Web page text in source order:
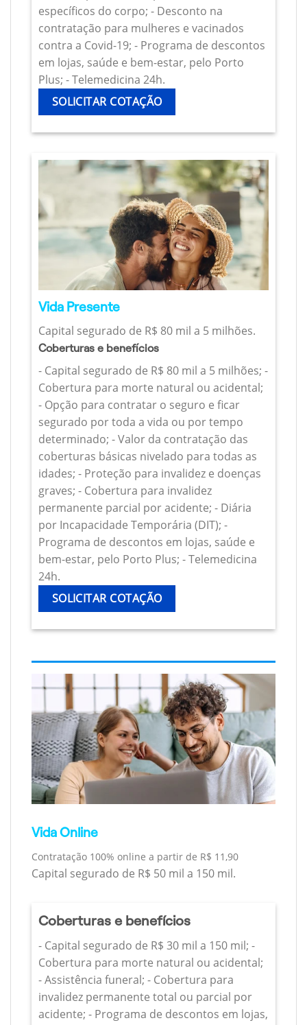
específicos do corpo; - Desconto na
contratação para mulheres e vacinados
contra a Covid-19; - Programa de descontos
em lojas, saúde e bem-estar, pelo Porto
Plus; - Telemedicina 24h.
SOLICITAR COTAÇÃO
Vida Presente
Capital segurado de R$ 80 mil a 5 milhões.
Coberturas e benefícios
- Capital segurado de R$ 80 mil a 5 milhões; -
Cobertura para morte natural ou acidental;
- Opção para contratar o seguro e ficar
segurado por toda a vida ou por tempo
determinado; - Valor da contratação das
coberturas básicas nivelado para todas as
idades; - Proteção para invalidez e doenças
graves; - Cobertura para invalidez
permanente parcial por acidente; - Diária
por Incapacidade Temporária (DIT); -
Programa de descontos em lojas, saúde e
bem-estar, pelo Porto Plus; - Telemedicina
24h.
SOLICITAR COTAÇÃO
Vida Online
Contratação 100% online a partir de R$ 11,90
Capital segurado de R$ 50 mil a 150 mil.
Coberturas e benefícios
- Capital segurado de R$ 30 mil a 150 mil; -
Cobertura para morte natural ou acidental;
- Assistência funeral; - Cobertura para
invalidez permanente total ou parcial por
acidente; - Programa de descontos em lojas,